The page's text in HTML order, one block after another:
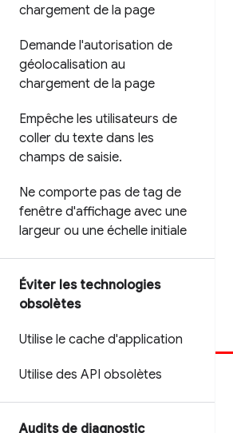
chargement de la page
Demande l'autorisation de
géolocalisation au
chargement de la page
Empêche les utilisateurs de
coller du texte dans les
champs de saisie.
Ne comporte pas de tag de
fenêtre d'affichage avec une
largeur ou une échelle initiale
Éviter les technologies
obsolètes
Utilise le cache d'application
Utilise des API obsolètes
Audits de diagnostic